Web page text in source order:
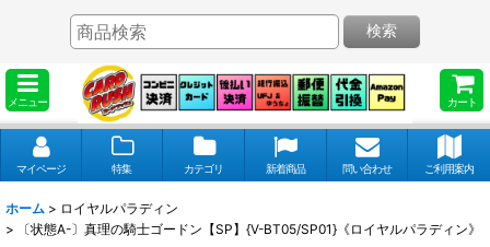
メニュー カート
検索
マイページ 特集 カテゴリ 新着商品 問い合わせ ご利用案内
ホーム > ロイヤルパラディン
>
〔状態A-〕真理の騎士ゴードン【SP】{V-BT05/SP01}《ロイヤルパラディン》